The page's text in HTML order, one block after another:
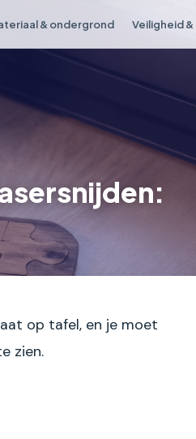
& ondergrond Veiligheid &
op tafel, en je moet
zien.